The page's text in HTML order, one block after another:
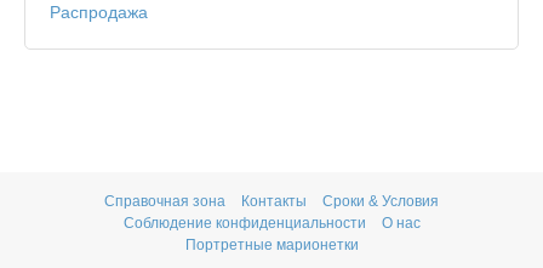
Распродажа
Справочная зона Контакты
Сроки & Условия
Соблюдение конфиденциальности
О нас
Портретные марионетки